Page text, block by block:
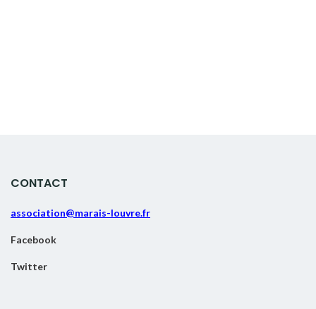
CONTACT
association@marais-louvre.fr
Facebook
Twitter